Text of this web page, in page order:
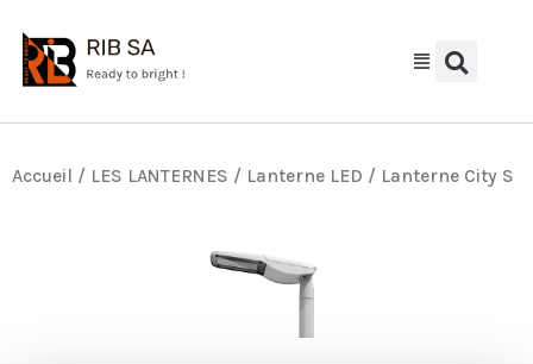
contenu
Accueil / LES LANTERNES / Lanterne LED / Lanterne City S